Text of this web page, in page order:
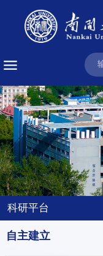
科研平台
自主建立